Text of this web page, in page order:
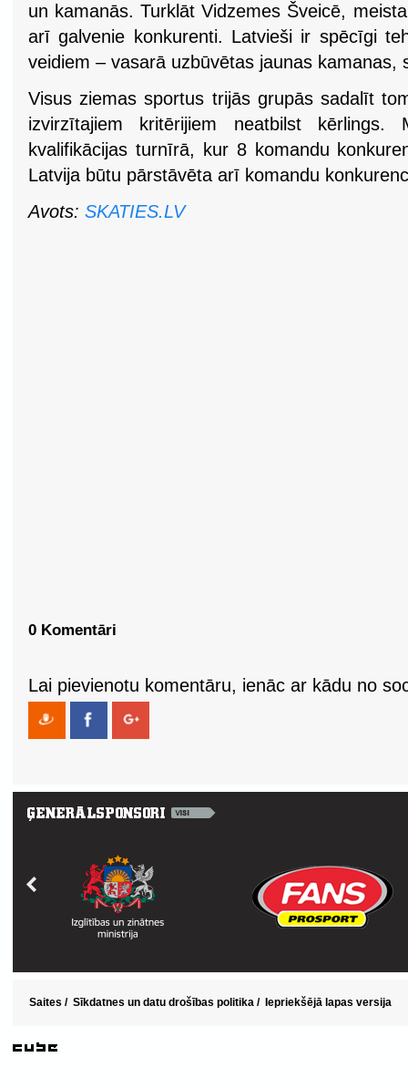
un kamanās. Turklāt Vidzemes Šveicē,
arī galvenie konkurenti. Latvieši ir spēcīgi
veidiem – vasarā uzbūvētas jaunas kamanas,
Visus ziemas sportus trijās grupās sadalīt
izvirzītajiem kritērijiem neatbilst
kvalifikācijas turnīrā, kur 8 komandu
Latvija būtu pārstāvēta arī komandu
Avots: SKATIES.LV
0 Komentāri
Lai pievienotu komentāru, ienāc ar kādu no
Saites / Sīkdatnes un datu drošības politika / Iepriekšējā lapas versija